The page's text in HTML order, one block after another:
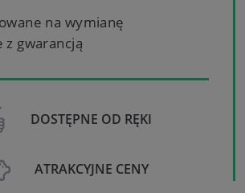
na wymianę
z gwarancją
DOSTĘPNE OD RĘKI
ATRAKCYJNE CENY